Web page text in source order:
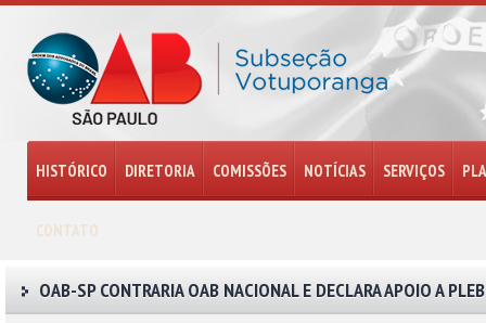
HISTÓRICO DIRETORIA COMISSÕES NOTÍCIAS SERVIÇOS
CONTATO
OAB-SP CONTRARIA OAB NACIONAL E DECLARA APOIO A